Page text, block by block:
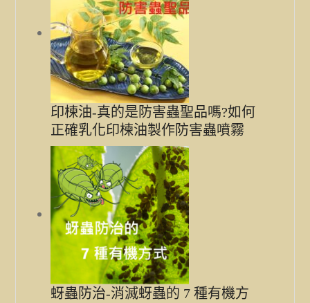
印楝油-真的是防害蟲聖品嗎?如何
正確乳化印楝油製作防害蟲噴霧
蚜蟲防治-消滅蚜蟲的 7 種有機方